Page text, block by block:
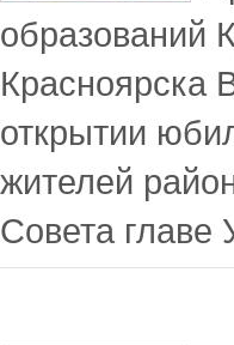
образований
Красноярска
открытии
жителей
Совета главе